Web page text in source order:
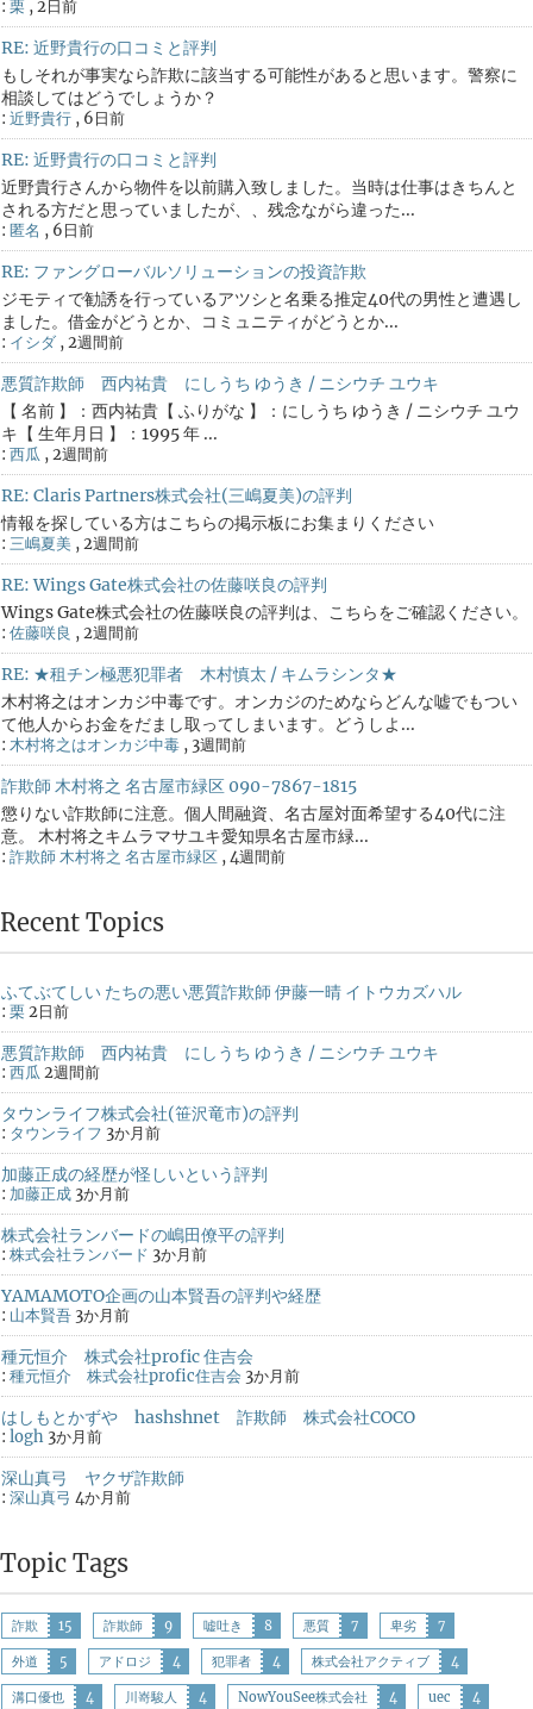
: 栗 ,2日前
RE: 近野貴行の口コミと評判
もしそれが事実なら詐欺に該当する可能性があると思います。警察に
相談してはどうでしょうか？
: 近野貴行 , 6日前
RE: 近野貴行の口コミと評判
近野貴行さんから物件を以前購入致しました。当時は仕事はきちんと
される方だと思っていましたが、、残念ながら違った...
: 匿名 , 6日前
RE: ファングローバルソリューションの投資詐欺
ジモティで勧誘を行っているアツシと名乗る推定40代の男性と遭遇し
ました。借金がどうとか、コミュニティがどうとか...
: イシダ ,2週間前
悪質詐欺師 西内祐貴 にしうち ゆうき / ニシウチ ユウキ
【 名前 】：西内祐貴【 ふりがな 】：にしうち ゆうき / ニシウチ ユウ
キ【 生年月日 】：1995 年 ...
: 西瓜 ,2週間前
RE: Claris Partners株式会社(三嶋夏美)の評判
情報を探している方はこちらの掲示板にお集まりください
: 三嶋夏美 ,2週間前
RE: Wings Gate株式会社の佐藤咲良の評判
Wings Gate株式会社の佐藤咲良の評判は、こちらをご確認ください。
: 佐藤咲良 ,2週間前
RE: ★租チン極悪犯罪者 木村慎太 / キムラシンタ★
木村将之はオンカジ中毒です。オンカジのためならどんな嘘でもつい
て他人からお金をだまし取ってしまいます。どうしよ...
: 木村将之はオンカジ中毒 , 3週間前
詐欺師 木村将之 名古屋市緑区 090-7867-1815
懲りない詐欺師に注意。個人間融資、名古屋対面希望する40代に注
意。 木村将之キムラマサユキ愛知県名古屋市緑...
: 詐欺師 木村将之 名古屋市緑区 ,4週間前
Recent Topics
ふてぶてしい たちの悪い悪質詐欺師 伊藤一晴 イトウカズハル
: 栗 2日前
悪質詐欺師 西内祐貴 にしうち ゆうき / ニシウチ ユウキ
: 西瓜 2週間前
タウンライフ株式会社(笹沢竜市)の評判
: タウンライフ 3か月前
加藤正成の経歴が怪しいという評判
: 加藤正成 3か月前
株式会社ランバードの嶋田僚平の評判
: 株式会社ランバード 3か月前
YAMAMOTO企画の山本賢吾の評判や経歴
: 山本賢吾 3か月前
種元恒介 株式会社profic 住吉会
: 種元恒介 株式会社profic住吉会 3か月前
はしもとかずや hashshnet 詐欺師 株式会社COCO
: logh 3か月前
深山真弓 ヤクザ詐欺師
: 深山真弓 4か月前
Topic Tags
詐欺 15 詐欺師 9 嘘吐き 8 悪質 7 卑劣 7
外道 5 アドロジ 4 犯罪者 4 株式会社アクティブ 4
溝口優也 4 川嵜駿人 4 NowYouSee株式会社 4 uec 4